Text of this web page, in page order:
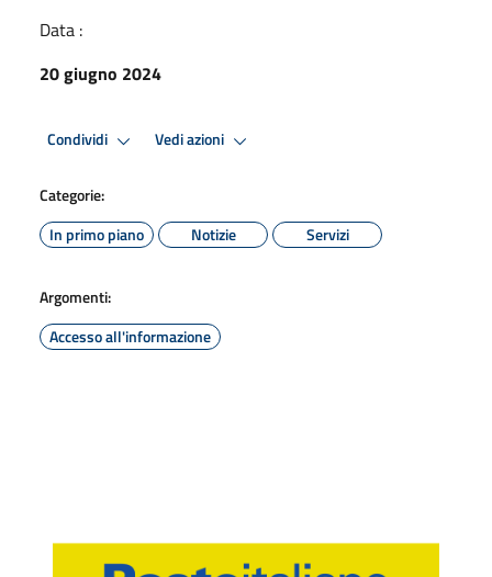
Data :
20 giugno 2024
Condividi Vedi azioni
Categorie:
In primo piano
Notizie Servizi
Argomenti:
Accesso all'informazione